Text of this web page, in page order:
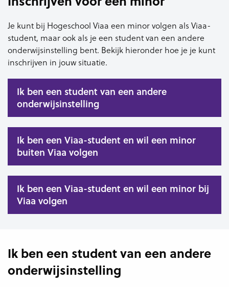
Je kunt bij Hogeschool Viaa een minor volgen als Viaa-
student, maar ook als je een student van een andere
onderwijsinstelling bent. Bekijk hieronder hoe je je kunt
inschrijven in jouw situatie.
Ik ben een student van een andere
onderwijsinstelling
Ik ben een Viaa-student en wil een minor
buiten Viaa volgen
Ik ben een Viaa-student en wil een minor bij
Viaa volgen
Ik ben een student van een andere
onderwijsinstelling